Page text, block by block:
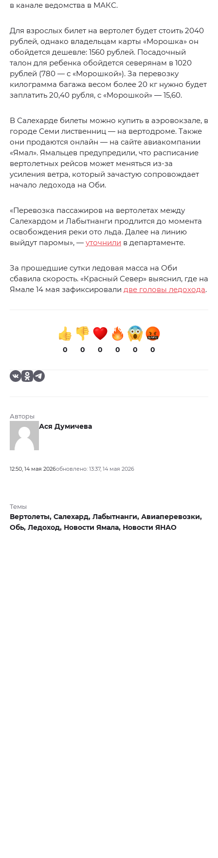
в канале ведомства в МАКС.
Для взрослых билет на вертолет будет стоить 2040
рублей, однако владельцам карты «Морошка» он
обойдется дешевле: 1560 рублей. Посадочный
талон для ребенка обойдется северянам в 1020
рублей (780 — с «Морошкой»). За перевозку
килограмма багажа весом более 20 кг нужно будет
заплатить 20,40 рубля, с «Морошкой» — 15,60.
В Салехарде билеты можно купить в аэровокзале, в
городе Семи лиственниц — на вертодроме. Также
они продаются онлайн — на сайте авиакомпании
«Ямал». Ямальцев предупредили, что расписание
вертолетных рейсов может меняться из-за
усиления ветра, который зачастую сопровождает
начало ледохода на Оби.
«Перевозка пассажиров на вертолетах между
Салехардом и Лабытнанги продлится до момента
освобождения реки ото льда. Далее на линию
выйдут паромы», — уточнили в департаменте.
За прошедшие сутки ледовая масса на Оби
сбавила скорость. «Красный Север» выяснил, где на
Ямале 14 мая зафиксировали две головы ледохода.
0 0 0 0 0 0
Авторы
Ася Думичева
12:50, 14 мая 2026обновлено: 13:37, 14 мая 2026
Темы
Вертолеты, Салехард, Лабытнанги, Авиаперевозки,
Обь, Ледоход, Новости Ямала, Новости ЯНАО